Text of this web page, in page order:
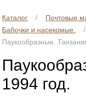
Каталог Почтовые
Бабочки и насекомые.
Паукообразные.
1994 год.